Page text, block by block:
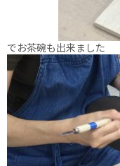
でお茶碗も出来ました